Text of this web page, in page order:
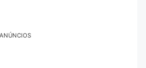
ANÚNCIOS